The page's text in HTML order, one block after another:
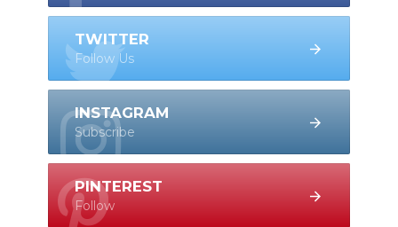
TWITTER
Follow Us
INSTAGRAM
Subscribe
PINTEREST
Follow